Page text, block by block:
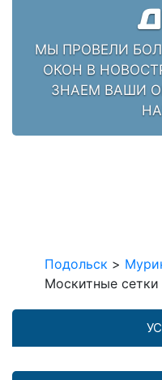
МЫ ПРОВЕЛИ
ОКОН В
ЗНАЕМ ВАШИ
Подольск >
Москитные сетки